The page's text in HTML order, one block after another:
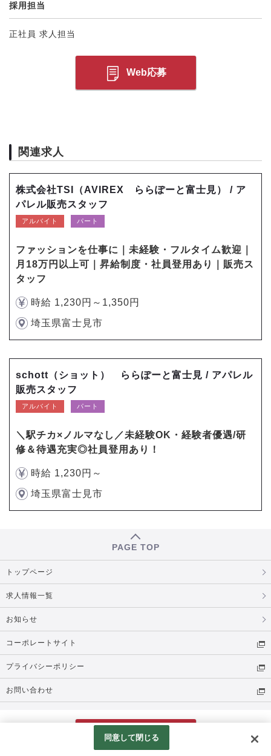
採用担当
正社員 求人担当
Web応募
関連求人
株式会社TSI（AVIREX ららぽーと富士見） / ア
パレル販売スタッフ
アルバイト パート
ファッションを仕事に｜未経験・フルタイム歓迎｜
月18万円以上可｜昇給制度・社員登用あり｜販売ス
タッフ
時給 1,230円～1,350円
埼玉県富士見市
schott（ショット） ららぽーと富士見 / アパレル
販売スタッフ
アルバイト パート
＼駅チカ×ノルマなし／未経験OK・経験者優遇/研
修＆待遇充実◎社員登用あり！
時給 1,230円～
埼玉県富士見市
Web応募
PAGE TOP
トップページ
求人情報一覧
お知らせ
コーポレートサイト
プライバシーポリシー
お問い合わせ
© TSI HOLDINGS CO., LTD. All Rights Reserved.
同意して閉じる